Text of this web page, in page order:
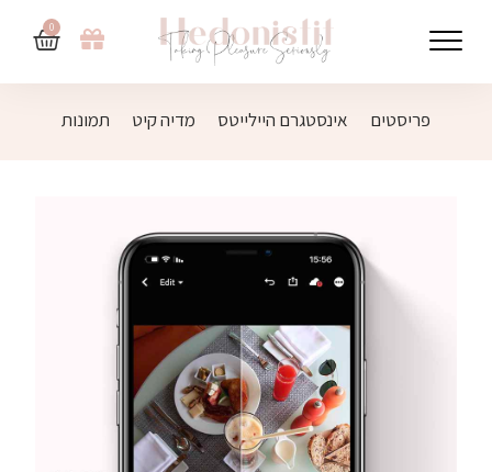
0
פריסטים אינסטגרם היילייטס מדיה קיט תמונות